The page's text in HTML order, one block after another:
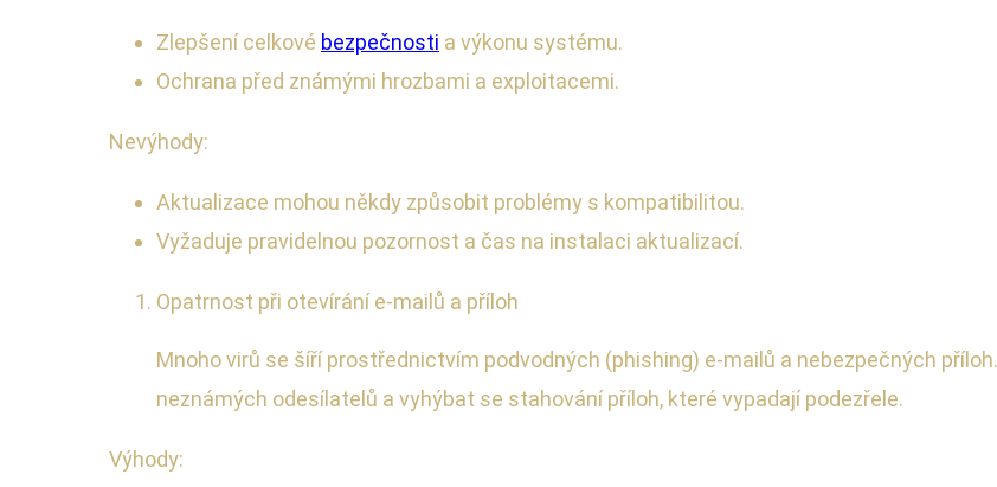
Zlepšení celkové bezpečnosti a výkonu systému.
Ochrana před známými hrozbami a exploitacemi.
Nevýhody:
Aktualizace mohou někdy způsobit problémy s kompatibilitou.
Vyžaduje pravidelnou pozornost a čas na instalaci aktualizací.
Opatrnost při otevírání e-mailů a příloh
Mnoho virů se šíří prostřednictvím podvodných (phishing) e-mailů a nebezpečných
neznámých odesílatelů a vyhýbat se stahování příloh, které vypadají podezřele.
Výhody: